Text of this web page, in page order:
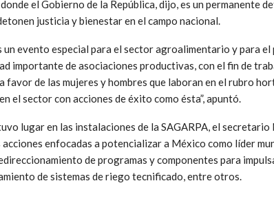
el Gobierno de la República, dijo, es un permanente
justicia y bienestar en el campo nacional.
un evento especial para el sector agroalimentario y para el
importante de asociaciones productivas, con el fin de
de las mujeres y hombres que laboran en el rubro
el sector con acciones de éxito como ésta”, apuntó.
lugar en las instalaciones de la SAGARPA, el
acciones enfocadas a potencializar a México como líder
de programas y componentes para
de sistemas de riego tecnificado, entre otros.